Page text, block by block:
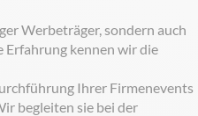
Werbeträger, sondern auch
Erfahrung kennen wir die
Ihrer Firmenevents
begleiten sie bei der